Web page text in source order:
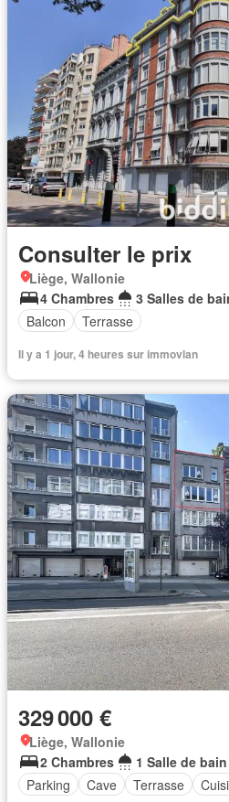
Consulter le prix
Liège, Wallonie
4 Chambres
3 Salles de
Balcon
Terrasse
Il y a 1 jour, 4 heures sur immovlan
329 000 €
Liège, Wallonie
2 Chambres
1 Salle de bain
Parking
Cave Terrasse